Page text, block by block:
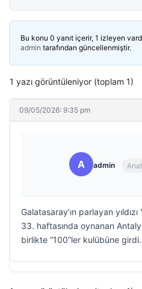
Bu konu 0 yanıt içerir, 1 izleyen
admin tarafından güncellenmiştir.
1 yazı görüntüleniyor (toplam 1)
09/05/2026: 9:35 pm
A admin
Galatasaray’ın parlayan
33. haftasında oynanan
birlikte “100”ler kulübüne girdi.